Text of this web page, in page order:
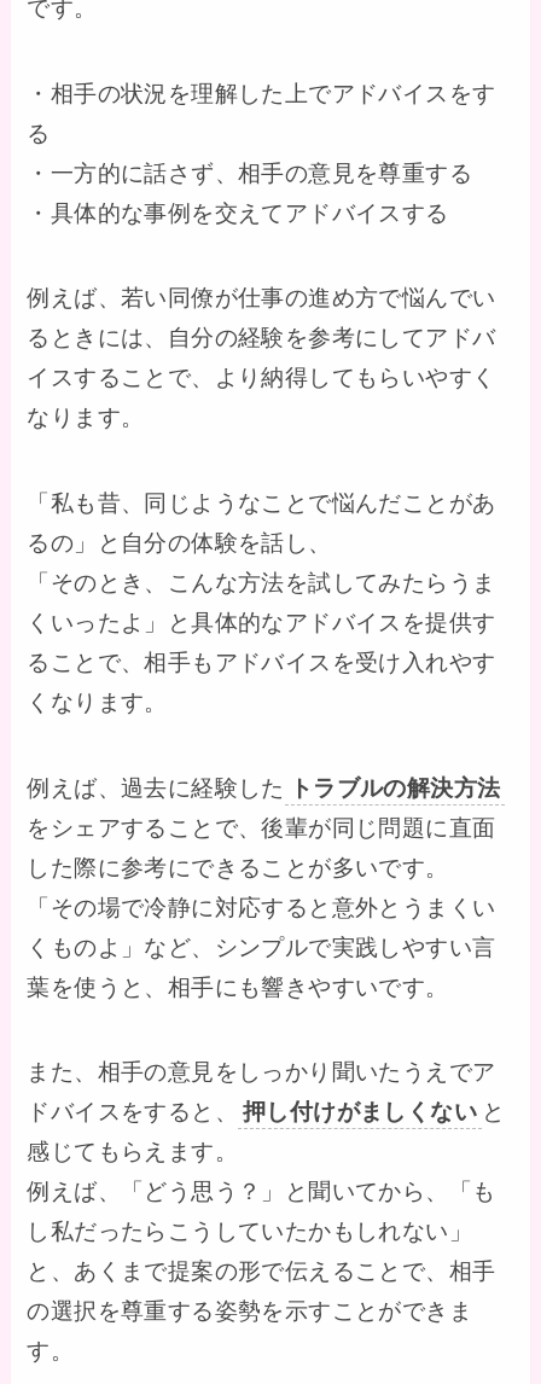
です。
・相手の状況を理解した上でアドバイスをす
る
・一方的に話さず、相手の意見を尊重する
・具体的な事例を交えてアドバイスする
例えば、若い同僚が仕事の進め方で悩んでい
るときには、自分の経験を参考にしてアドバ
イスすることで、より納得してもらいやすく
なります。
「私も昔、同じようなことで悩んだことがあ
るの」と自分の体験を話し、
「そのとき、こんな方法を試してみたらうま
くいったよ」と具体的なアドバイスを提供す
ることで、相手もアドバイスを受け入れやす
くなります。
例えば、過去に経験した
トラブルの解決方法
をシェアすることで、後輩が同じ問題に直面
した際に参考にできることが多いです。
「その場で冷静に対応すると意外とうまくい
くものよ」など、シンプルで実践しやすい言
葉を使うと、相手にも響きやすいです。
また、相手の意見をしっかり聞いたうえでア
ドバイスをすると、
押し付けがましくない と
感じてもらえます。
例えば、「どう思う？」と聞いてから、「も
し私だったらこうしていたかもしれない」
と、あくまで提案の形で伝えることで、相手
の選択を尊重する姿勢を示すことができま
す。